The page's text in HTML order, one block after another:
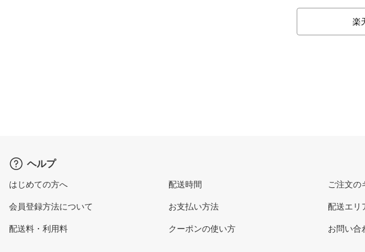
楽
ヘルプ
はじめての方へ
会員登録方法について
配送料・利用料
配送時間
お支払い方法
クーポンの使い方
ご注文の
配送エリ
お問い合